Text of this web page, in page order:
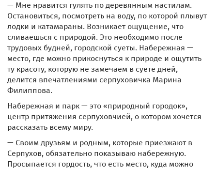
— Мне нравится гулять по деревянным настилам.
Остановиться, посмотреть на воду, по которой плывут
лодки и катамараны. Возникает ощущение, что
сливаешься с природой. Это необходимо после
трудовых будней, городской суеты. Набережная —
место, где можно прикоснуться к природе и ощутить
ту красоту, которую не замечаем в суете дней, —
делится впечатлениями серпуховичка Марина
Филиппова.
Набережная и парк — это «природный городок»,
центр притяжения серпуховчией, о котором хочется
рассказать всему миру.
— Своим друзьям и родным, которые приезжают в
Серпухов, обязательно показываю набережную.
Просыпается гордость, что есть место, куда можно